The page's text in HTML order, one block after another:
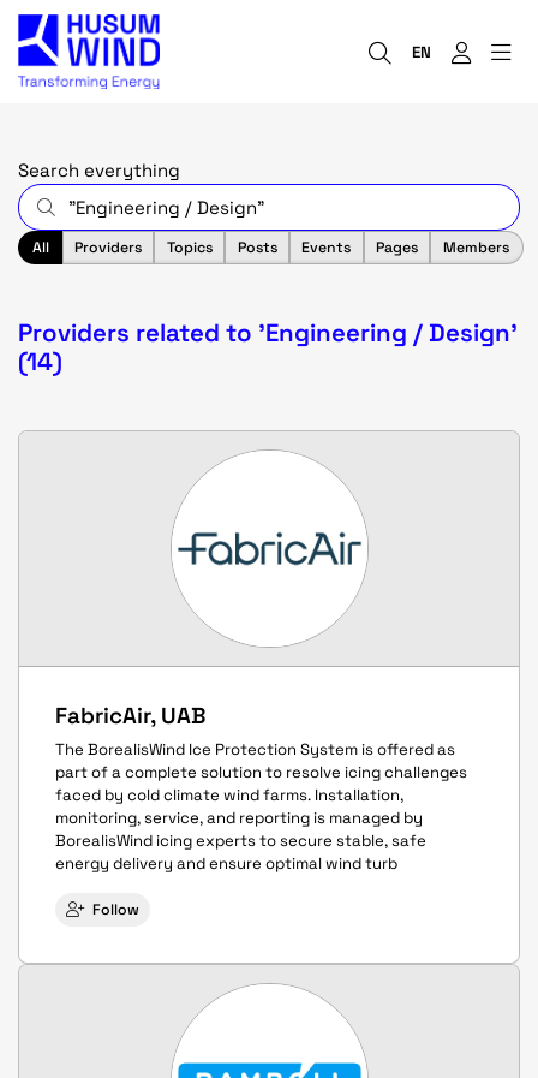
EN
Search everything
All Providers Topics Posts Events Pages Members
Providers related to 'Engineering / Design'
(14)
FabricAir, UAB
The BorealisWind Ice Protection System is offered as
part of a complete solution to resolve icing challenges
faced by cold climate wind farms. Installation,
monitoring, service, and reporting is managed by
BorealisWind icing experts to secure stable, safe
energy delivery and ensure optimal wind turb
Follow